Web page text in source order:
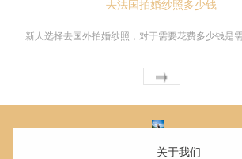
去法国拍婚纱照多少钱
新人选择去国外拍婚纱照，对于需要花费多少钱是
关于我们